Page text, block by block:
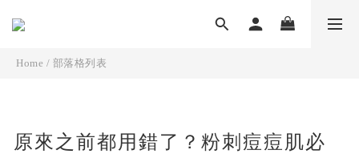
Home / 部落格列表
原來之前都用錯了？粉刺痘痘肌必